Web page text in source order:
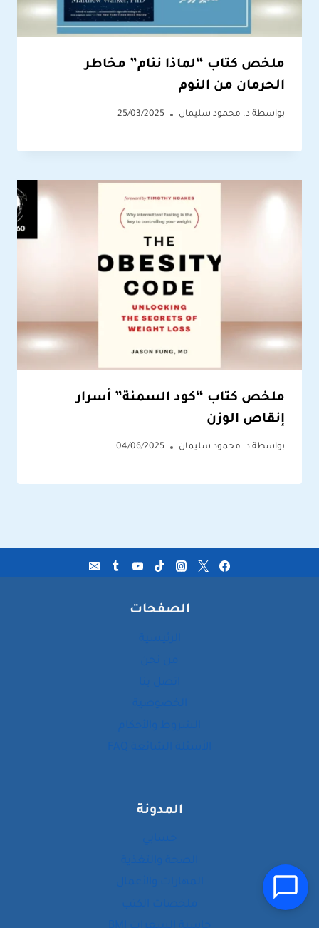
ملخص كتاب “لماذا ننام” مخاطر
الحرمان من النوم
بواسطة د. محمود سليمان 25/03/2025
ملخص كتاب “كود السمنة” أسرار
إنقاص الوزن
بواسطة د. محمود سليمان 04/06/2025
المدونة
الصفحات